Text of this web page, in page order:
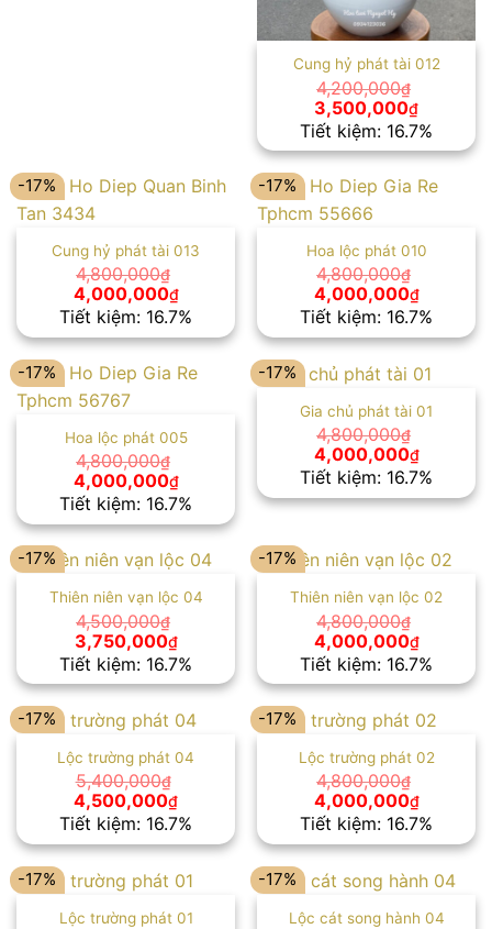
Cung hỷ phát tài 012
4,200,000₫
Giá
gốc
là:
4,200,000₫.
3,500,000₫Giá
hiện
tại
là:
Tiết kiệm: 16.7%
-17%
Cung hỷ phát tài 013
4,800,000₫
Giá
gốc
là:
4,800,000₫.
4,000,000₫Giá
hiện
tại
là:
4,000,000₫.
Tiết kiệm: 16.7%
-17%
Hoa lộc phát 010
4,800,000₫
Giá
gốc
là:
4,800,000₫.
4,000,000₫Giá
hiện
tại
là:
Tiết kiệm: 16.7%
-17%
Hoa lộc phát 005
4,800,000₫
Giá
gốc
là:
4,800,000₫.
4,000,000₫Giá
hiện
tại
là:
4,000,000₫.
Tiết kiệm: 16.7%
-17%
Gia chủ phát tài 01
4,800,000₫
Giá
gốc
là:
4,800,000₫.
4,000,000₫Giá
hiện
tại
là:
Tiết kiệm: 16.7%
-17%
Thiên niên vạn lộc 04
4,500,000₫
Giá
gốc
là:
4,500,000₫.
3,750,000₫Giá
hiện
tại
là:
3,750,000₫.
Tiết kiệm: 16.7%
-17%
Thiên niên vạn lộc 02
4,800,000₫
Giá
gốc
là:
4,800,000₫.
4,000,000₫Giá
hiện
tại
là:
Tiết kiệm: 16.7%
-17%
Lộc trường phát 04
5,400,000₫
Giá
gốc
là:
5,400,000₫.
4,500,000₫Giá
hiện
tại
là:
4,500,000₫.
Tiết kiệm: 16.7%
-17%
Lộc trường phát 02
4,800,000₫
Giá
gốc
là:
4,800,000₫.
4,000,000₫Giá
hiện
tại
là:
Tiết kiệm: 16.7%
-17%
Lộc trường phát 01
-17%
Lộc cát song hành 04